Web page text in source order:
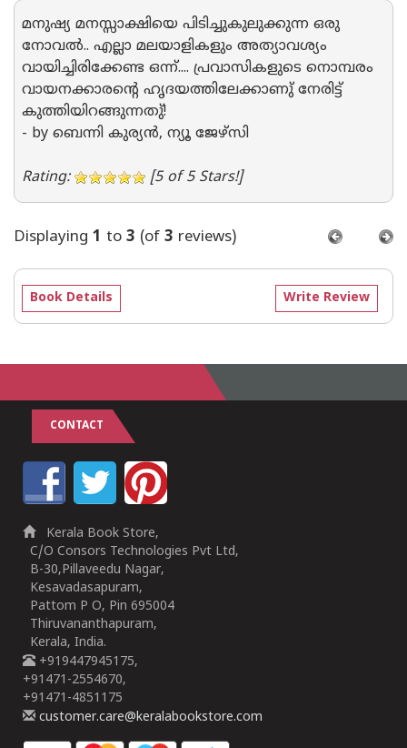
മനുഷ്യ മനസ്സാക്ഷിയെ പിടിച്ചുകുലുക്കുന്ന ഒരു
നോവല്‍.. എല്ലാ മലയാളികളും അത്യാവശ്യം
വായിച്ചിരിക്കേണ്ട ഒന്ന്‌.... പ്രവാസികളുടെ നൊമ്പരം
വായനക്കാരന്റെ ഹൃദയത്തിലേക്കാണു് നേരിട്ട്‌
കുത്തിയിറങ്ങുന്നതു്‌!
- by ബെന്നി കുര്യന്‍, ന്യൂ ജേഴ്സി
Rating: [5 of 5 Stars!]
Displaying 1 to 3 (of 3 reviews)
Write Review
Book Details
CONTACT
Kerala Book Store,
C/O Consors Technologies Pvt Ltd,
B-30,Pillaveedu Nagar,
Kesavadasapuram,
Pattom P O, Pin 695004
Thiruvananthapuram,
Kerala, India.
+919447945175,
+91471-2554670,
+91471-4851175
customer.care@keralabookstore.com